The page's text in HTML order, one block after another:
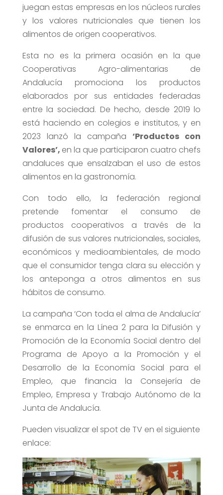
juegan estas empresas en los núcleos rurales
y los valores nutricionales que tienen los
alimentos de origen cooperativos.
Esta no es la primera ocasión en la que
Cooperativas Agro-alimentarias de
Andalucía promociona los productos
elaborados por sus entidades federadas
entre la sociedad. De hecho, desde 2019 lo
está haciendo en colegios e institutos, y en
2023 lanzó la campaña‘Productos con
Valores’, en la que participaron cuatro chefs
andaluces que ensalzaban el uso de estos
alimentos en la gastronomía.
Con todo ello, la federación regional
pretende fomentar el consumo de
productos cooperativos a través de la
difusión de sus valores nutricionales, sociales,
económicos y medioambientales, de modo
que el consumidor tenga clara su elección y
los anteponga a otros alimentos en sus
hábitos de consumo.
La campaña ‘Con toda el alma de Andalucía’
se enmarca en la Línea 2 para la Difusión y
Promoción de la Economía Social dentro del
Programa de Apoyo a la Promoción y el
Desarrollo de la Economía Social para el
Empleo, que financia la Consejería de
Empleo, Empresa y Trabajo Autónomo de la
Junta de Andalucía.
Pueden visualizar el spot de TV en el siguiente
enlace: